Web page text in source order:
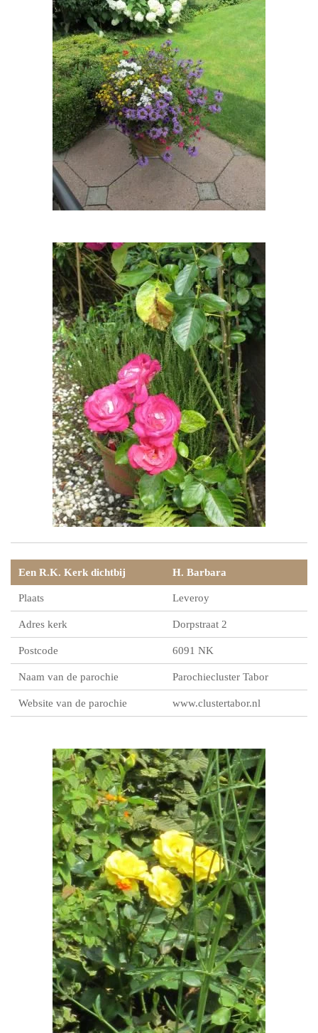
Een R.K. Kerk dichtbij H. Barbara
Plaats Leveroy
Adres kerk Dorpstraat 2
Postcode 6091 NK
Naam van de parochie Parochiecluster Tabor
Website van de parochie www.clustertabor.nl